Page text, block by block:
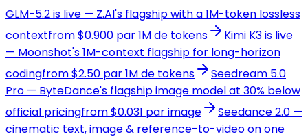
GLM-5.2 is live — Z.AI's flagship with a 1M-token lossless
contextfrom $0.900 par 1M de tokens
Kimi K3 is live
— Moonshot's 1M-context flagship for long-horizon
codingfrom $2.50 par 1M de tokens
Seedream 5.0
Pro — ByteDance's flagship image model at 30% below
official pricingfrom $0.031 par image
Seedance 2.0 —
cinematic text, image & reference-to-video on one